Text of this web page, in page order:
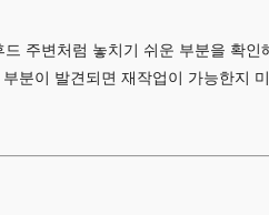
주변처럼 놓치기 쉬운 부분을 확인
분이 발견되면 재작업이 가능한지